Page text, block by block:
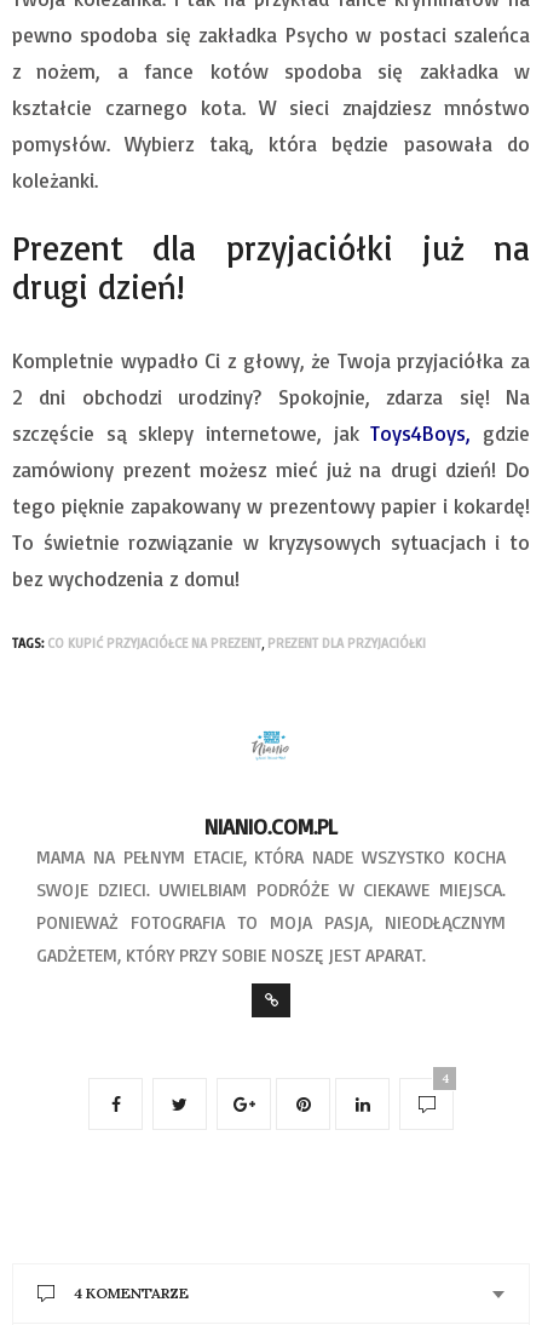
pewno spodoba się zakładka Psycho w postaci szaleńca
z nożem, a fance kotów spodoba się zakładka w
kształcie czarnego kota. W sieci znajdziesz mnóstwo
pomysłów. Wybierz taką, która będzie pasowała do
koleżanki.
Prezent dla przyjaciółki już na
drugi dzień!
Kompletnie wypadło Ci z głowy, że Twoja przyjaciółka za
2 dni obchodzi urodziny? Spokojnie, zdarza się! Na
szczęście są sklepy internetowe, jakToys4Boys, gdzie
zamówiony prezent możesz mieć już na drugi dzień! Do
tego pięknie zapakowany w prezentowy papier i kokardę!
To świetnie rozwiązanie w kryzysowych sytuacjach i to
bez wychodzenia z domu!
TAGS: CO KUPIĆ PRZYJACIÓŁCE NA PREZENT, PREZENT DLA PRZYJACIÓŁKI
NIANIO.COM.PL
MAMA NA PEŁNYM ETACIE, KTÓRA NADE WSZYSTKO KOCHA
SWOJE DZIECI. UWIELBIAM PODRÓŻE W CIEKAWE MIEJSCA.
PONIEWAŻ FOTOGRAFIA TO MOJA PASJA, NIEODŁĄCZNYM
GADŻETEM, KTÓRY PRZY SOBIE NOSZĘ JEST APARAT.
4
4 KOMENTARZE